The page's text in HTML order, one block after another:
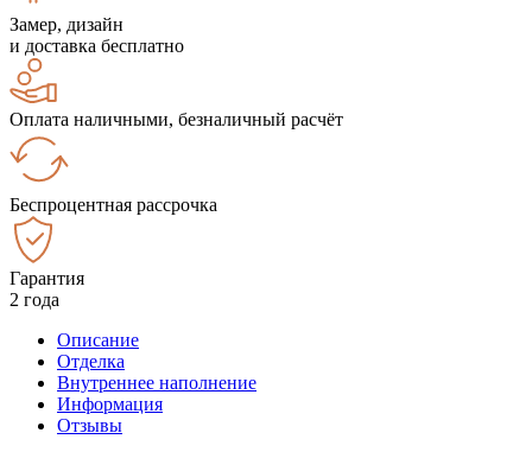
Замер, дизайн
и доставка бесплатно
Оплата наличными, безналичный расчёт
Беспроцентная рассрочка
Гарантия
2 года
Описание
Отделка
Внутреннее наполнение
Информация
Отзывы